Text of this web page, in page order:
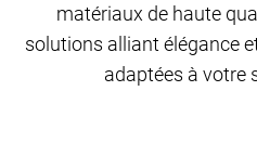
matériaux de haute
solutions alliant élégance
adaptées à votre